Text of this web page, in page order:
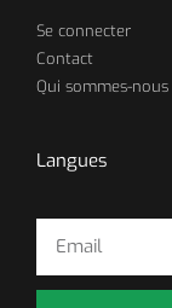
Se connecter
Contact
Qui sommes-nous
Langues